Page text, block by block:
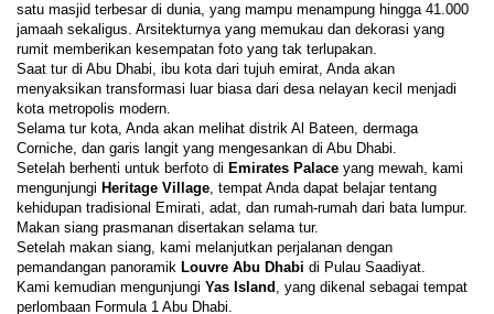
satu masjid terbesar di dunia, yang mampu menampung hingga 41.000
jamaah sekaligus. Arsitekturnya yang memukau dan dekorasi yang
rumit memberikan kesempatan foto yang tak terlupakan.
Saat tur di Abu Dhabi, ibu kota dari tujuh emirat, Anda akan
menyaksikan transformasi luar biasa dari desa nelayan kecil menjadi
kota metropolis modern.
Selama tur kota, Anda akan melihat distrik Al Bateen, dermaga
Corniche, dan garis langit yang mengesankan di Abu Dhabi.
Setelah berhenti untuk berfoto di Emirates Palace yang mewah, kami
mengunjungi Heritage Village, tempat Anda dapat belajar tentang
kehidupan tradisional Emirati, adat, dan rumah-rumah dari bata lumpur.
Makan siang prasmanan disertakan selama tur.
Setelah makan siang, kami melanjutkan perjalanan dengan
pemandangan panoramik Louvre Abu Dhabi di Pulau Saadiyat.
Kami kemudian mengunjungi Yas Island , yang dikenal sebagai tempat
perlombaan Formula 1 Abu Dhabi.